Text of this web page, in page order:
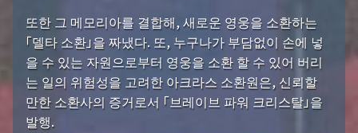
또한 그 메모리아를 결합해, 새로운 영웅을 소환하는
「델타 소환」을 짜냈다. 또, 누구나가 부담없이 손에 넣
을 수 있는 자원으로부터 영웅을 소환 할 수 있어 버리
는 일의 위험성을 고려한 아크라스 소환원은, 신뢰할
만한 소환사의 증거로서 「브레이브 파워 크리스탈」을
발행.